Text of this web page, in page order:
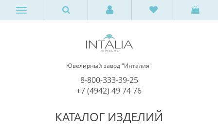
Ювелирный завод "Инталия"
8-800-333-39-25
+7 (4942) 49 74 76
КАТАЛОГ ИЗДЕЛИЙ